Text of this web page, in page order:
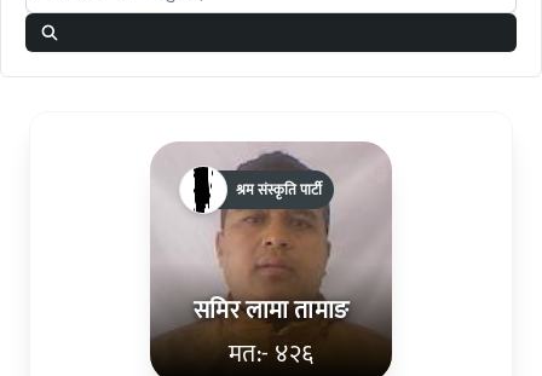
समिर लामा तामाङ
मत:- ४२६
श्रम संस्कृति पार्टी